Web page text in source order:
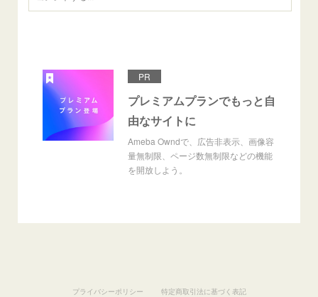
PR
プレミアムプランでもっと自
由なサイトに
Ameba Owndで、広告非表示、画像容
量無制限、ページ数無制限などの機能
を開放しよう。
プライバシーポリシー 特定商取引法に基づく表記